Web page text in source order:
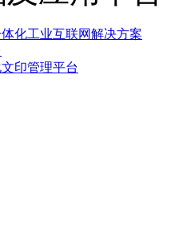
化工业互联网解决方案
印管理平台